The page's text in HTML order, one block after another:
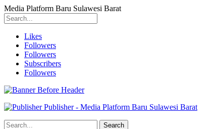
Media Platform Baru Sulawesi Barat
Likes
Followers
Followers
Subscribers
Followers
Publisher - Media Platform Baru Sulawesi Barat